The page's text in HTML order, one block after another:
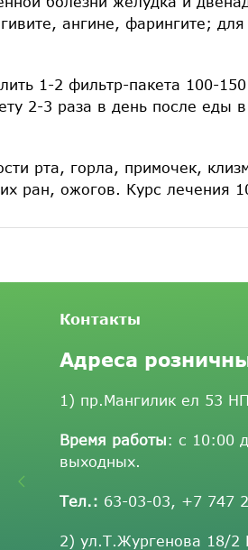
ангине, фарингите;
1-2 фильтр-пакета 100-
2-3 раза в день после еды
рта, горла, примочек,
ран, ожогов. Курс лечения
Контакты
Адреса
1) пр.Мангилик ел 53
Время работы: с 10:00
выходных.
Тел.: 63-03-03, +7 747
2) ул.Т.Жургенова 18/2